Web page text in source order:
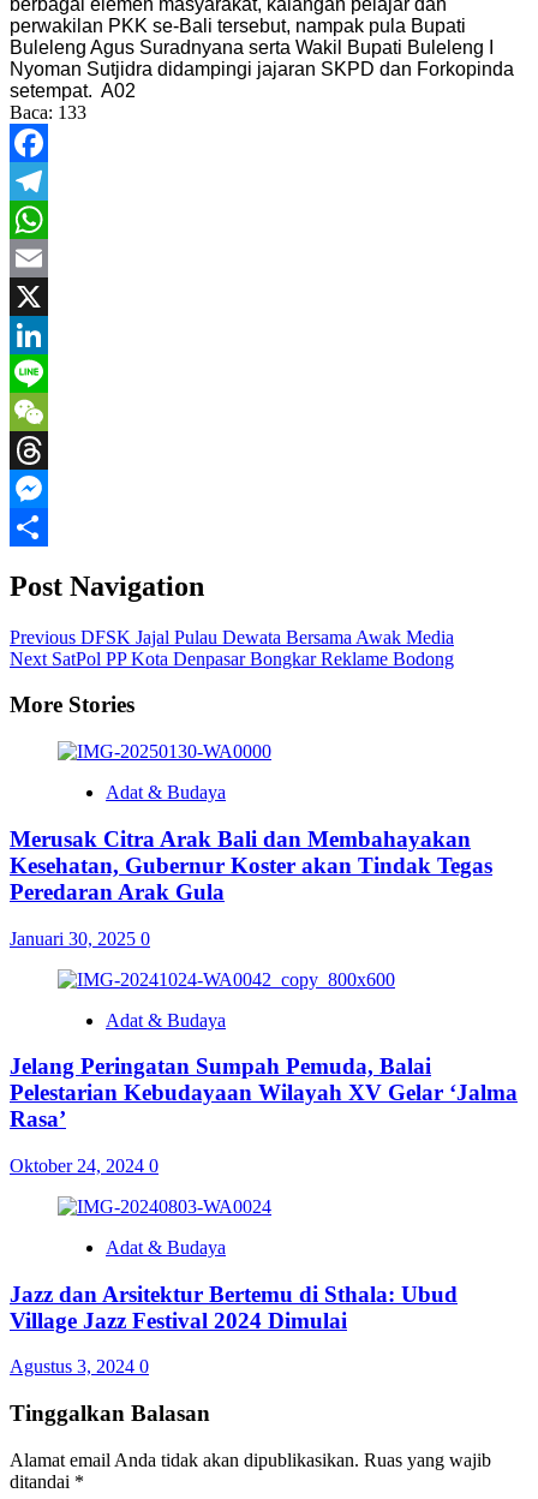
perwakilan PKK se-Bali tersebut, nampak pula Bupati
Buleleng Agus Suradnyana serta Wakil Bupati Buleleng I
Nyoman Sutjidra didampingi jajaran SKPD dan Forkopinda
setempat. A02
Baca: 133
Facebook
Telegram
WhatsApp
Email
X
LinkedIn
Line
WeChat
Threads
Messenger
Post Navigation
Previous DFSK Jajal Pulau Dewata Bersama Awak Media
Next SatPol PP Kota Denpasar Bongkar Reklame Bodong
More Stories
Adat & Budaya
Merusak Citra Arak Bali dan Membahayakan
Kesehatan, Gubernur Koster akan Tindak Tegas
Peredaran Arak Gula
Januari 30, 2025 0
Adat & Budaya
Jelang Peringatan Sumpah Pemuda, Balai
Pelestarian Kebudayaan Wilayah XV Gelar ‘Jalma
Rasa’
Oktober 24, 2024 0
Adat & Budaya
Jazz dan Arsitektur Bertemu di Sthala: Ubud
Village Jazz Festival 2024 Dimulai
Agustus 3, 2024 0
Tinggalkan Balasan
Alamat email Anda tidak akan dipublikasikan. Ruas yang wajib
ditandai *